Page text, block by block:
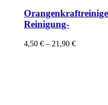
Reinigung-
4,50 € – 21,90 €